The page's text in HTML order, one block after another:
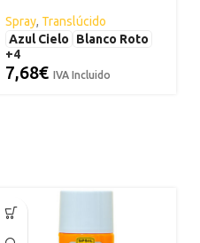
Spray, Translúcido
Azul Cielo
Blanco Roto
+4
7,68€ IVA Incluido